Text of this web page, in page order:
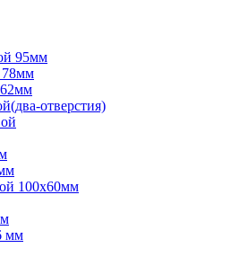
95мм
отверстия)
100х60мм
мм